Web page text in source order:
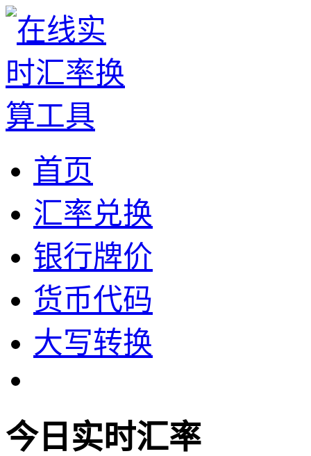
首页
汇率兑换
银行牌价
货币代码
大写转换
今日实时汇率